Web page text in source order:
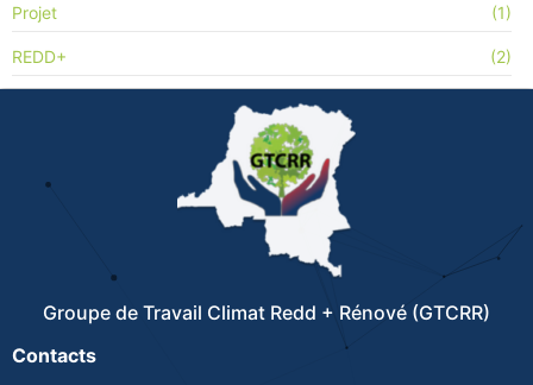
Projet (1)
REDD+ (2)
Groupe de Travail Climat Redd + Rénové (GTCRR)
Contacts